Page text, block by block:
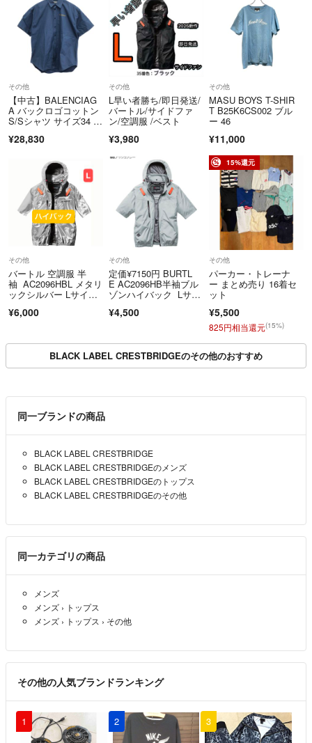
その他
【中古】BALENCIAG
A バックロゴコットン
S/Sシャツ サイズ34 5
ー[17][240017783960]
¥28,830
その他
L早い者勝ち/即日発送/
バートル/サイドファ
ン/空調服 /ベスト
¥3,980
その他
MASU BOYS T-SHIR
T B25K6CS002 ブル
ー 46
¥11,000
その他
バートル 空調服 半
袖 AC2096HBL メタリ
ックシルバー Lサイ
¥6,000
その他
定価¥7150円 BURTL
E AC2096HB半袖ブル
ゾンハイバック Lサイ
¥4,500
15%還元
その他
パーカー・トレーナ
ー まとめ売り 16着セ
ット
¥5,500
825円相当還元(15%)
BLACK LABEL CRESTBRIDGEのその他のおすすめ
同一ブランドの商品
BLACK LABEL CRESTBRIDGE
BLACK LABEL CRESTBRIDGEのメンズ
BLACK LABEL CRESTBRIDGEのトップス
BLACK LABEL CRESTBRIDGEのその他
同一カテゴリの商品
メンズ
メンズ › トップス
メンズ › トップス › その他
その他の人気ブランドランキング
1 2 3